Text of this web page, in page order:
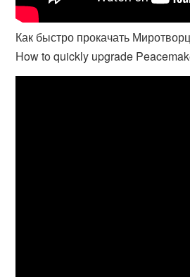
Как быстро прокачать
How to quickly upgrade